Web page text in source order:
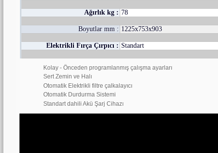
Ağırlık kg : 78
Boyutlar mm : 1225x753x903
Elektrikli Fırça Çırpıcı : Standart
Kolay - Önceden programlanmış çalışma ayarları
Sert Zemin ve Halı
Otomatik Elektrikli filtre çalkalayıcı
Otomatik Durdurma Sistemi
Standart dahili Akü Şarj Cihazı